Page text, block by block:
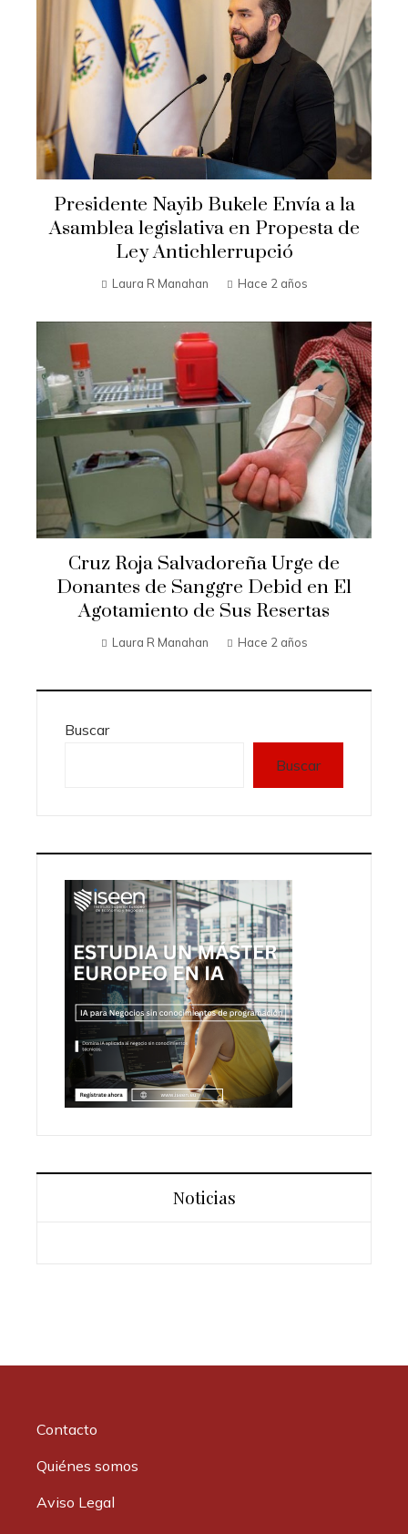
Presidente Nayib Bukele Envía a la
Asamblea legislativa en Propesta de
Ley Antichlerrupció
Laura R Manahan Hace 2 años
Cruz Roja Salvadoreña Urge de
Donantes de Sanggre Debid en El
Agotamiento de Sus Resertas
Laura R Manahan Hace 2 años
Buscar
Buscar
Noticias
Contacto
Quiénes somos
Aviso Legal